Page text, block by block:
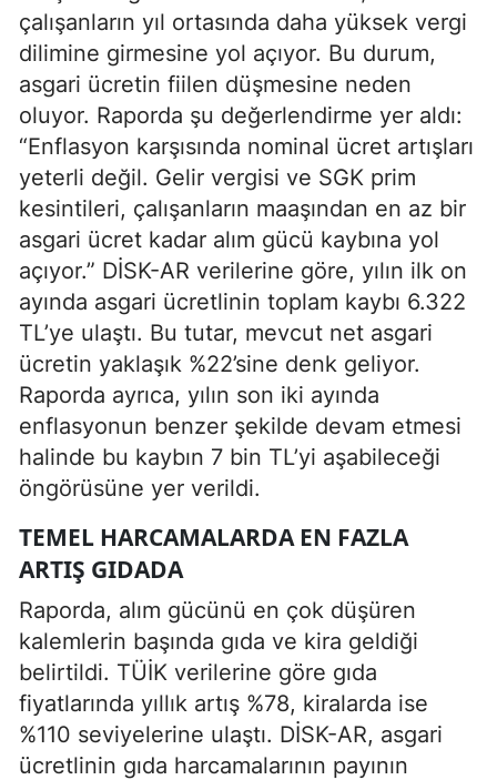
çalışanların yıl ortasında daha yüksek vergi
dilimine girmesine yol açıyor. Bu durum,
asgari ücretin fiilen düşmesine neden
oluyor. Raporda şu değerlendirme yer aldı:
“Enflasyon karşısında nominal ücret artışları
yeterli değil. Gelir vergisi ve SGK prim
kesintileri, çalışanların maaşından en az bir
asgari ücret kadar alım gücü kaybına yol
açıyor.” DİSK-AR verilerine göre, yılın ilk on
ayında asgari ücretlinin toplam kaybı 6.322
TL’ye ulaştı. Bu tutar, mevcut net asgari
ücretin yaklaşık %22’sine denk geliyor.
Raporda ayrıca, yılın son iki ayında
enflasyonun benzer şekilde devam etmesi
halinde bu kaybın 7 bin TL’yi aşabileceği
öngörüsüne yer verildi.
TEMEL HARCAMALARDA EN FAZLA
ARTIŞ GIDADA
Raporda, alım gücünü en çok düşüren
kalemlerin başında gıda ve kira geldiği
belirtildi. TÜİK verilerine göre gıda
fiyatlarında yıllık artış %78, kiralarda ise
%110 seviyelerine ulaştı. DİSK-AR, asgari
ücretlinin gıda harcamalarının payının